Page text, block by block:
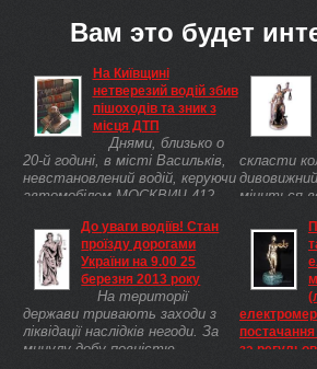
Вам это будет
На Київщині
нетверезий водій збив
пішоходів та зник з
місця ДТП
Днями, близько о
20-й годині, в місті Васильків,
невстановлений водій, керуючи
автомобілем МОСКВИЧ 412,
місцеву мешканку та з місця
пригоди зник. Жінка переходила
проїзну ...
До уваги водіїв! Стан
проїзду дорогами
України на 9.00 25
березня 2013 року
На території
держави тривають заходи з
ліквідації наслідків негоди. За
минулу добу повністю
скласти
міниться
ще й
постачання
за